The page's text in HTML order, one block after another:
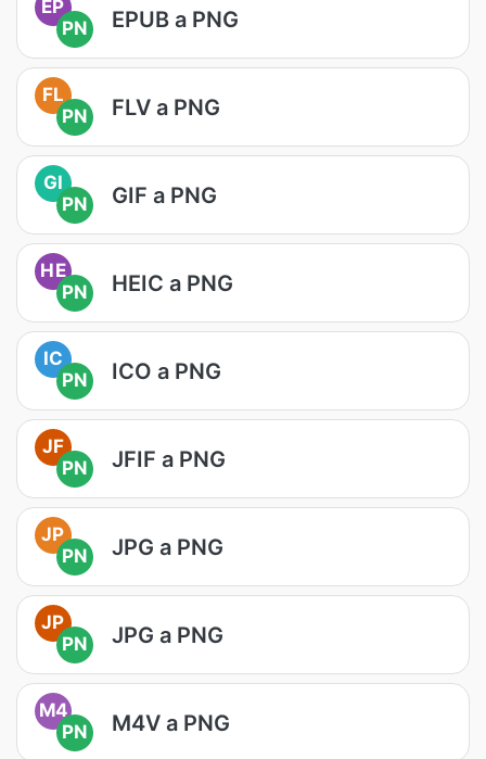
EP
PN
EPUB a PNG
FL
PN
FLV a PNG
GI
PN
GIF a PNG
HE
PN
HEIC a PNG
IC
PN
ICO a PNG
JF
PN
JFIF a PNG
JP
PN
JPG a PNG
JP
PN
JPG a PNG
M4
PN
M4V a PNG